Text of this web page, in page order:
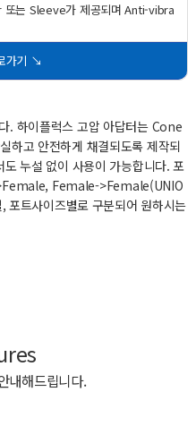
는 Sleeve가 제공되며 Anti-vibra
가기 ↘
. 하이플럭스 고압 아답터는 Cone
고 안전하게 채결되도록 제작되
누설 없이 사용이 가능합니다. 포
Female->Female(UNIO
포트사이즈별로 구분되어 원하시는
내해드립니다.